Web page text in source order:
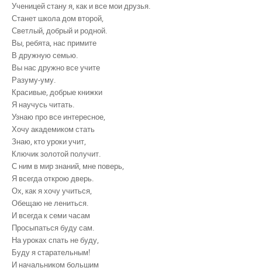
Ученицей стану я, как и все мои друзья.
Станет школа дом второй,
Светлый, добрый и родной.
Вы, ребята, нас примите
В дружную семью.
Вы нас дружно все учите
Разуму-уму.
Красивые, добрые книжки
Я научусь читать.
Узнаю про все интересное,
Хочу академиком стать
Знаю, кто уроки учит,
Ключик золотой получит.
С ним в мир знаний, мне поверь,
Я всегда открою дверь.
Ох, как я хочу учиться,
Обещаю не лениться.
И всегда к семи часам
Просыпаться буду сам.
На уроках спать не буду,
Буду я старательным!
И начальником большим